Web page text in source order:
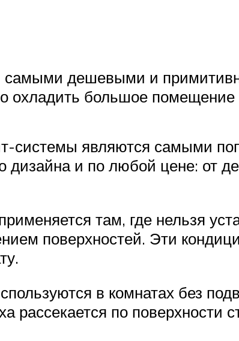
самыми дешевыми и
охладить большое
системы являются самыми
и по любой цене: от
там, где нельзя
поверхностей. Эти
в комнатах без
рассекается по поверхности